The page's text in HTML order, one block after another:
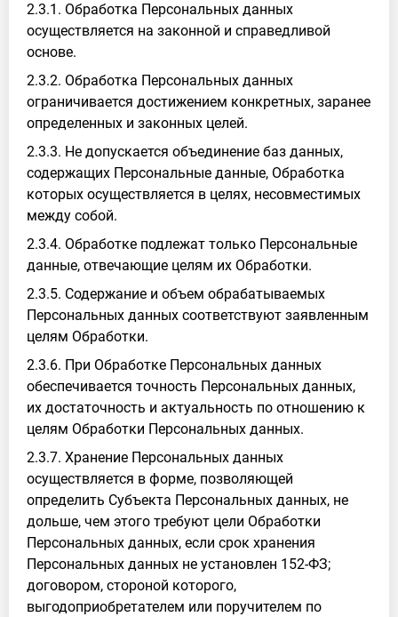
2.3.1. Обработка Персональных данных
осуществляется на законной и справедливой
основе.
2.3.2. Обработка Персональных данных
ограничивается достижением конкретных, заранее
определенных и законных целей.
2.3.3. Не допускается объединение баз данных,
содержащих Персональные данные, Обработка
которых осуществляется в целях, несовместимых
между собой.
2.3.4. Обработке подлежат только Персональные
данные, отвечающие целям их Обработки.
2.3.5. Содержание и объем обрабатываемых
Персональных данных соответствуют заявленным
целям Обработки.
2.3.6. При Обработке Персональных данных
обеспечивается точность Персональных данных,
их достаточность и актуальность по отношению к
целям Обработки Персональных данных.
2.3.7. Хранение Персональных данных
осуществляется в форме, позволяющей
определить Субъекта Персональных данных, не
дольше, чем этого требуют цели Обработки
Персональных данных, если срок хранения
Персональных данных не установлен 152-ФЗ;
договором, стороной которого,
выгодоприобретателем или поручителем по